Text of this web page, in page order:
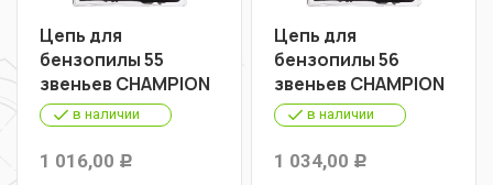
Цепь для
бензопилы 55
звеньев CHAMPION
в наличии
1 016,00 Р
Цепь для
бензопилы 56
звеньев CHAMPION
в наличии
1 034,00 Р